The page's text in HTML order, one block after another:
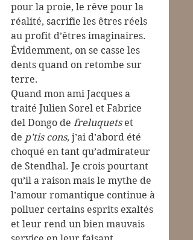
pour la proie, le rêve pour la
réalité, sacrifie les êtres réels
au profit d’êtres imaginaires.
Évidemment, on se casse les
dents quand on retombe sur
terre.
Quand mon ami Jacques a
traité Julien Sorel et Fabrice
del Dongo de freluquets et
de p’tis cons, j’ai d’abord été
choqué en tant qu’admirateur
de Stendhal. Je crois pourtant
qu’il a raison mais le mythe de
l’amour romantique continue à
polluer certains esprits exaltés
et leur rend un bien mauvais